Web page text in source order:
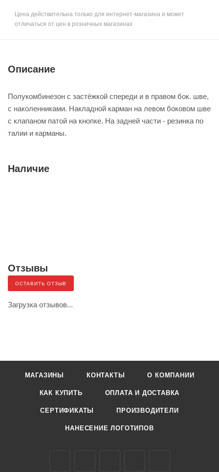
Цена действительна только для интернет-магазина и может
отличаться от цен в розничных магазинах
Описание
Полукомбинезон с застёжкой спереди и в правом бок. шве,
с наколенниками. Накладной карман на левом боковом шве
с клапаном патой на кнопке. На задней части - резинка по
талии и карманы.
Наличие
Отзывы
ОСТАВИТЬ ОТЗЫВ
Загрузка отзывов...
МАГАЗИНЫ КОНТАКТЫ О КОМПАНИИ
КАК КУПИТЬ ОПЛАТА И ДОСТАВКА
СЕРТИФИКАТЫ ПРОИЗВОДИТЕЛИ
НАНЕСЕНИЕ ЛОГОТИПОВ